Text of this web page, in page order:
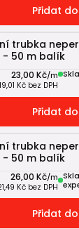
Přidat
trubka
- 50 m balík
23,00 Kč/m
19,01 Kč bez DPH
Přidat
trubka
- 50 m balík
26,00 Kč/m
Kč bez DPH
Přidat